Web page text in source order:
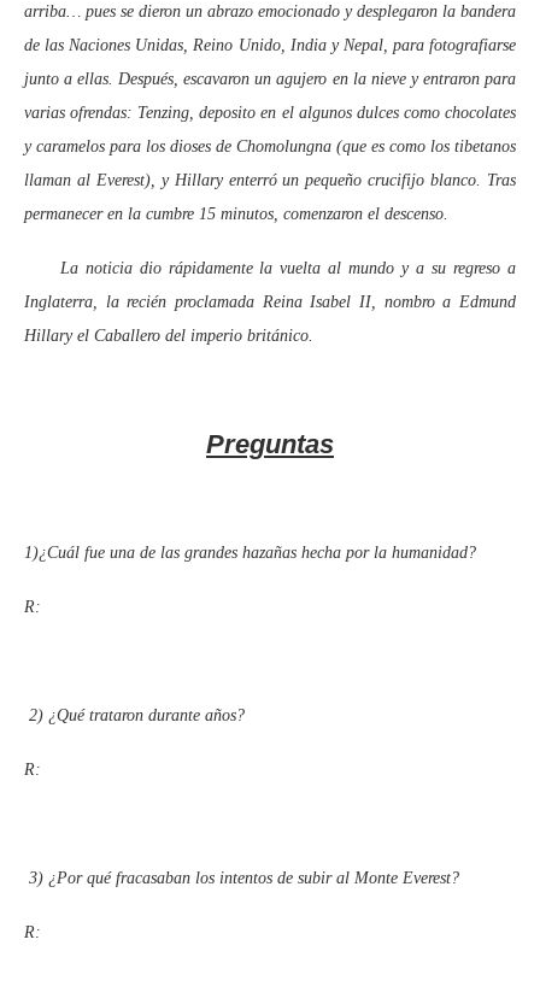
arriba… pues se dieron un abrazo emocionado y desplegaron la bandera
de las Naciones Unidas, Reino Unido, India y Nepal, para fotografiarse
junto a ellas. Después, escavaron un agujero en la nieve y entraron para
varias ofrendas: Tenzing, deposito en el algunos dulces como chocolates
y caramelos para los dioses de Chomolungna (que es como los tibetanos
llaman al Everest), y Hillary enterró un pequeño crucifijo blanco. Tras
permanecer en la cumbre 15 minutos, comenzaron el descenso.
La noticia dio rápidamente la vuelta al mundo y a su regreso a
Inglaterra, la recién proclamada Reina Isabel II, nombro a Edmund
Hillary el Caballero del imperio británico.
Preguntas
1)¿Cuál fue una de las grandes hazañas hecha por la humanidad?
R:
2) ¿Qué trataron durante años?
R:
3) ¿Por qué fracasaban los intentos de subir al Monte Everest?
R: